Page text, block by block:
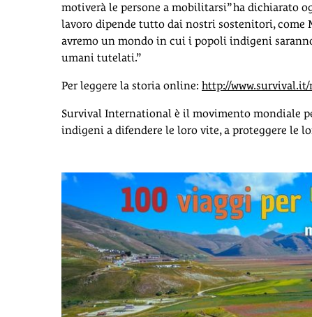
motiverà le persone a mobilitarsi” ha dichiarato
lavoro dipende tutto dai nostri sostenitori, come
avremo un mondo in cui i popoli indigeni
umani tutelati.”
Per leggere la storia online: http://www.survival.it/
Survival International è il movimento mondiale
indigeni a difendere le loro vite, a proteggere le